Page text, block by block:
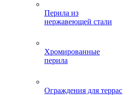
Перила из
нержавеющей стали
Хромированные
перила
Ограждения для террас